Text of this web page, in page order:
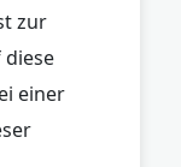
zur
einer